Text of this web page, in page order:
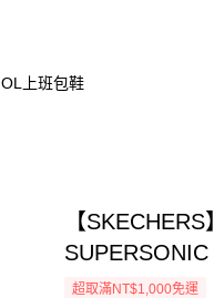
OL上班包鞋
【
超取滿NT$1,000免運